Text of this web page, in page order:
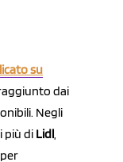
su
dai
Negli
più di Lidl,